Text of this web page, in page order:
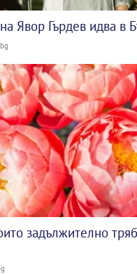
Явор Гърдев идва в
задължително